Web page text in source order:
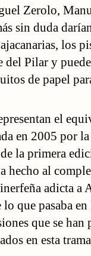
Zerolo,
sin duda
los
Pilar y
de papel
el
en 2005 por
la primera
hecho al
adicta
que pasaba
que se han
en esta